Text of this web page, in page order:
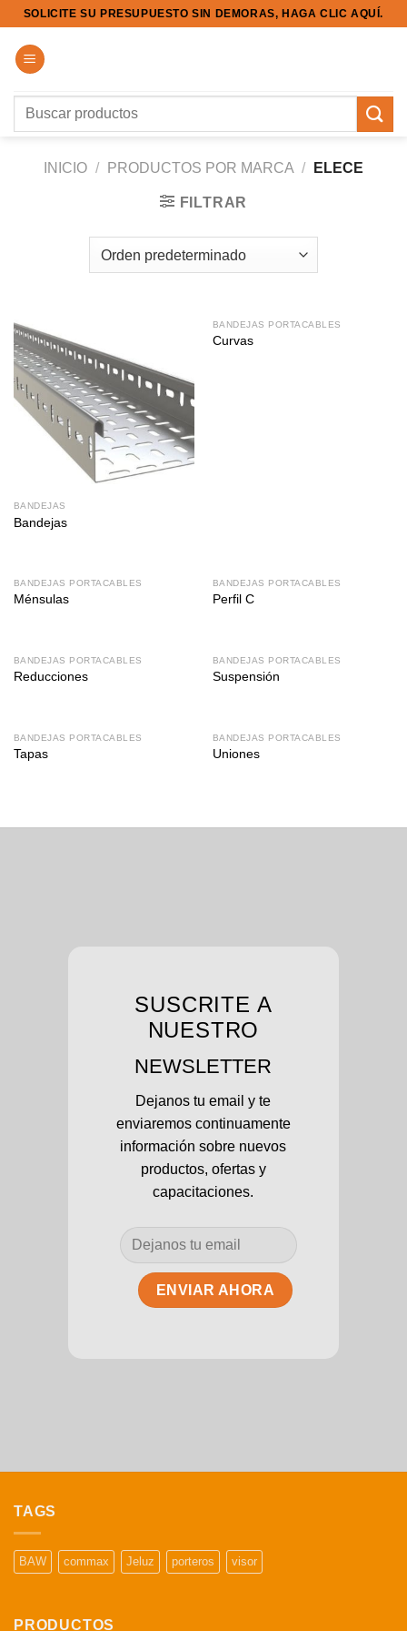
Saltar
contenido
SOLICITE SU PRESUPUESTO SIN DEMORAS, HAGA CLIC AQUÍ.
Buscar
INICIO / PRODUCTOS POR MARCA / ELECE
FILTRAR
BANDEJAS
Bandejas
BANDEJAS PORTACABLES
Curvas
BANDEJAS PORTACABLES
Ménsulas
BANDEJAS PORTACABLES
Perfil C
BANDEJAS PORTACABLES
Reducciones
BANDEJAS PORTACABLES
Suspensión
BANDEJAS PORTACABLES
Tapas
BANDEJAS PORTACABLES
Uniones
SUSCRITE A
NUESTRO
NEWSLETTER
Dejanos tu email y te
enviaremos continuamente
información sobre nuevos
productos, ofertas y
capacitaciones.
TAGS
BAW commax Jeluz porteros visor
PRODUCTOS